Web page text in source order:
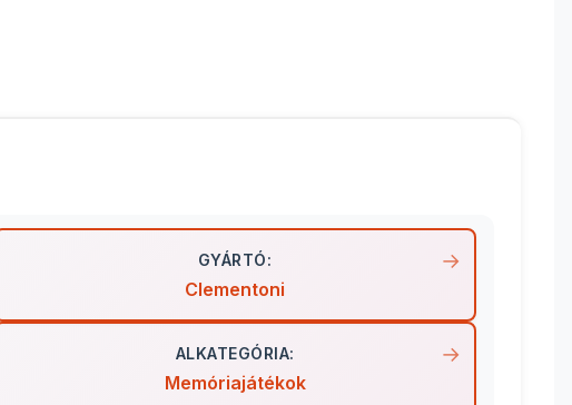
GYÁRTÓ:
Clementoni
ALKATEGÓRIA:
Memóriajátékok